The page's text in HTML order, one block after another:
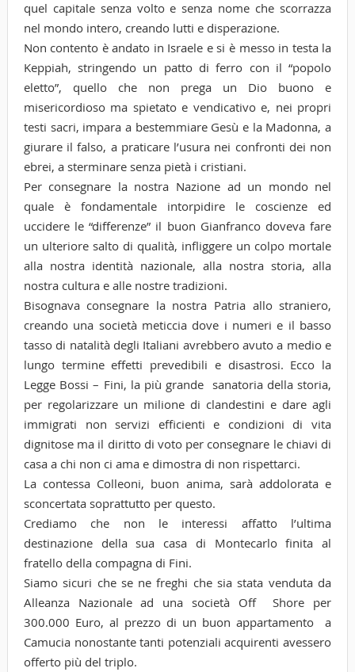
quel capitale senza volto e senza nome che scorrazza
nel mondo intero, creando lutti e disperazione.
Non contento è andato in Israele e si è messo in testa la
Keppiah, stringendo un patto di ferro con il “popolo
eletto”, quello che non prega un Dio buono e
misericordioso ma spietato e vendicativo e, nei propri
testi sacri, impara a bestemmiare Gesù e la Madonna, a
giurare il falso, a praticare l’usura nei confronti dei non
ebrei, a sterminare senza pietà i cristiani.
Per consegnare la nostra Nazione ad un mondo nel
quale è fondamentale intorpidire le coscienze ed
uccidere le “differenze” il buon Gianfranco doveva fare
un ulteriore salto di qualità, infliggere un colpo mortale
alla nostra identità nazionale, alla nostra storia, alla
nostra cultura e alle nostre tradizioni.
Bisognava consegnare la nostra Patria allo straniero,
creando una società meticcia dove i numeri e il basso
tasso di natalità degli Italiani avrebbero avuto a medio e
lungo termine effetti prevedibili e disastrosi. Ecco la
Legge Bossi – Fini, la più grande sanatoria della storia,
per regolarizzare un milione di clandestini e dare agli
immigrati non servizi efficienti e condizioni di vita
dignitose ma il diritto di voto per consegnare le chiavi di
casa a chi non ci ama e dimostra di non rispettarci.
La contessa Colleoni, buon anima, sarà addolorata e
sconcertata soprattutto per questo.
Crediamo che non le interessi affatto l’ultima
destinazione della sua casa di Montecarlo finita al
fratello della compagna di Fini.
Siamo sicuri che se ne freghi che sia stata venduta da
Alleanza Nazionale ad una società Off Shore per
300.000 Euro, al prezzo di un buon appartamento a
Camucia nonostante tanti potenziali acquirenti avessero
offerto più del triplo.